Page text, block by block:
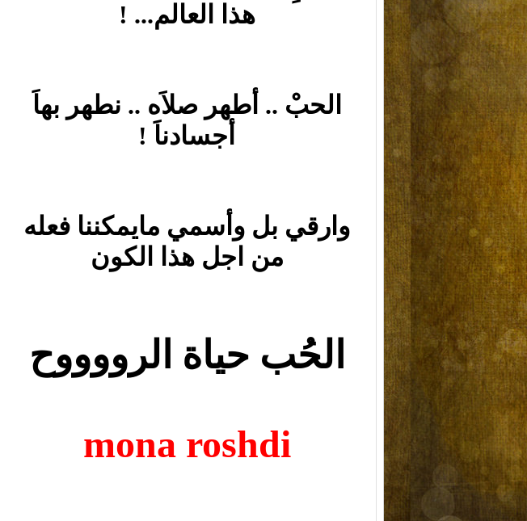
هذا العالم... !
الحبْ .. أطهر صلاَه .. نطهر بهاَ
أجسادناَ !
وارقي بل وأسمي مايمكننا فعله
من اجل هذا الكون
الحُب حياة الرووووح
mona roshdi